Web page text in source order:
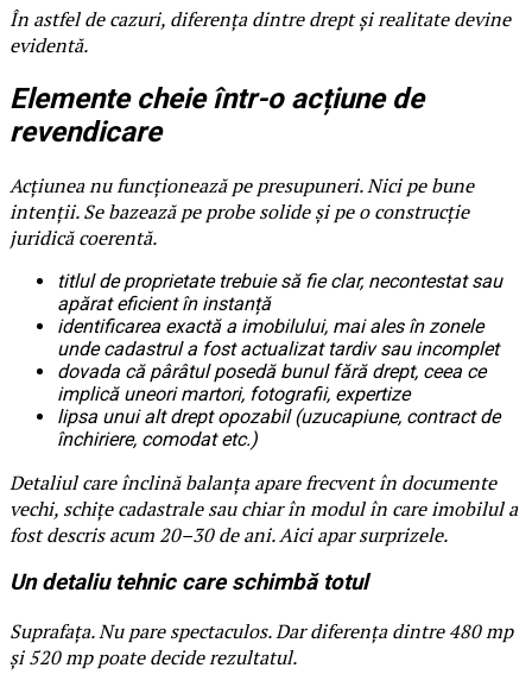
În astfel de cazuri, diferența dintre drept și realitate devine
evidentă.
Elemente cheie într-o acțiune de
revendicare
Acțiunea nu funcționează pe presupuneri. Nici pe bune
intenții. Se bazează pe probe solide și pe o construcție
juridică coerentă.
titlul de proprietate trebuie să fie clar, necontestat sau
apărat eficient în instanță
identificarea exactă a imobilului, mai ales în zonele
unde cadastrul a fost actualizat tardiv sau incomplet
dovada că pârâtul posedă bunul fără drept, ceea ce
implică uneori martori, fotografii, expertize
lipsa unui alt drept opozabil (uzucapiune, contract de
închiriere, comodat etc.)
Detaliul care înclină balanța apare frecvent în documente
vechi, schițe cadastrale sau chiar în modul în care imobilul a
fost descris acum 20–30 de ani. Aici apar surprizele.
Un detaliu tehnic care schimbă totul
Suprafața. Nu pare spectaculos. Dar diferența dintre 480 mp
și 520 mp poate decide rezultatul.